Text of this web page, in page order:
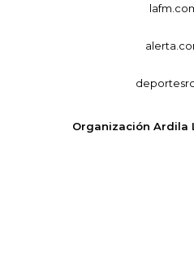
Organización Ardila